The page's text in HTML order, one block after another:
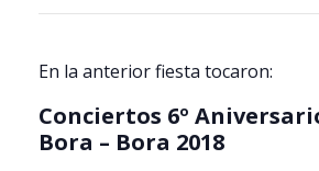
En la anterior fiesta tocaron:
Conciertos 6º
Bora – Bora 2018